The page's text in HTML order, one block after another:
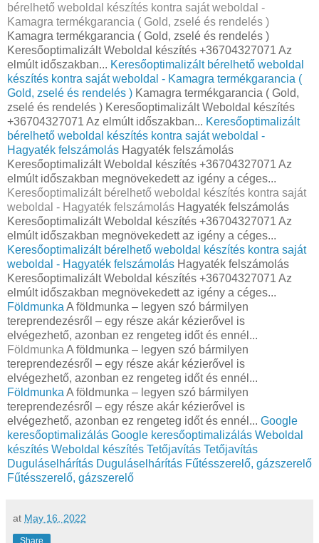
bérelhető weboldal készítés kontra saját weboldal -
Kamagra termékgarancia ( Gold, zselé és rendelés )
Kamagra termékgarancia ( Gold, zselé és rendelés )
Keresőoptimalizált Weboldal készítés +36704327071 Az
elmúlt időszakban... Keresőoptimalizált bérelhető weboldal
készítés kontra saját weboldal - Kamagra termékgarancia (
Gold, zselé és rendelés ) Kamagra termékgarancia ( Gold,
zselé és rendelés ) Keresőoptimalizált Weboldal készítés
+36704327071 Az elmúlt időszakban... Keresőoptimalizált
bérelhető weboldal készítés kontra saját weboldal -
Hagyaték felszámolás Hagyaték felszámolás
Keresőoptimalizált Weboldal készítés +36704327071 Az
elmúlt időszakban megnövekedett az igény a céges...
Keresőoptimalizált bérelhető weboldal készítés kontra saját
weboldal - Hagyaték felszámolás Hagyaték felszámolás
Keresőoptimalizált Weboldal készítés +36704327071 Az
elmúlt időszakban megnövekedett az igény a céges...
Keresőoptimalizált bérelhető weboldal készítés kontra saját
weboldal - Hagyaték felszámolás Hagyaték felszámolás
Keresőoptimalizált Weboldal készítés +36704327071 Az
elmúlt időszakban megnövekedett az igény a céges...
Földmunka A földmunka – legyen szó bármilyen
tereprendezésről – egy része akár kézierővel is
elvégezhető, azonban ez rengeteg időt és ennél...
Földmunka A földmunka – legyen szó bármilyen
tereprendezésről – egy része akár kézierővel is
elvégezhető, azonban ez rengeteg időt és ennél...
Földmunka A földmunka – legyen szó bármilyen
tereprendezésről – egy része akár kézierővel is
elvégezhető, azonban ez rengeteg időt és ennél... Google
keresőoptimalizálás Google keresőoptimalizálás Weboldal
készítés Weboldal készítés Tetőjavítás Tetőjavítás
Duguláselhárítás Duguláselhárítás Fűtésszerelő, gázszerelő
Fűtésszerelő, gázszerelő
at May 16, 2022
Share